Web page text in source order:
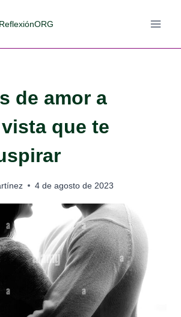
de amor a
que te
4 de agosto de 2023